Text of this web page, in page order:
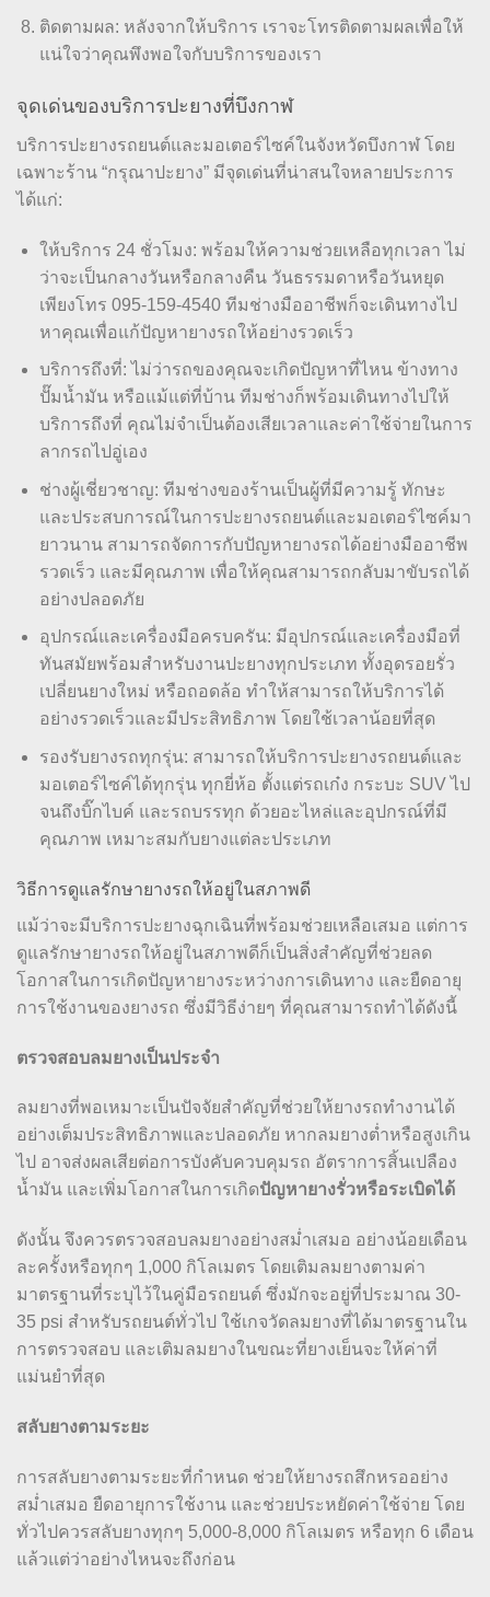
ติดตามผล: หลังจากให้บริการ เราจะโทรติดตามผลเพื่อให้
แน่ใจว่าคุณพึงพอใจกับบริการของเรา
จุดเด่นของบริการปะยางที่บึงกาฬ
บริการปะยางรถยนต์และมอเตอร์ไซค์ในจังหวัดบึงกาฬ โดย
เฉพาะร้าน “กรุณาปะยาง” มีจุดเด่นที่น่าสนใจหลายประการ
ได้แก่:
ให้บริการ 24 ชั่วโมง: พร้อมให้ความช่วยเหลือทุกเวลา ไม่
ว่าจะเป็นกลางวันหรือกลางคืน วันธรรมดาหรือวันหยุด
เพียงโทร 095-159-4540 ทีมช่างมืออาชีพก็จะเดินทางไป
หาคุณเพื่อแก้ปัญหายางรถให้อย่างรวดเร็ว
บริการถึงที่: ไม่ว่ารถของคุณจะเกิดปัญหาที่ไหน ข้างทาง
ปั๊มน้ำมัน หรือแม้แต่ที่บ้าน ทีมช่างก็พร้อมเดินทางไปให้
บริการถึงที่ คุณไม่จำเป็นต้องเสียเวลาและค่าใช้จ่ายในการ
ลากรถไปอู่เอง
ช่างผู้เชี่ยวชาญ: ทีมช่างของร้านเป็นผู้ที่มีความรู้ ทักษะ
และประสบการณ์ในการปะยางรถยนต์และมอเตอร์ไซค์มา
ยาวนาน สามารถจัดการกับปัญหายางรถได้อย่างมืออาชีพ
รวดเร็ว และมีคุณภาพ เพื่อให้คุณสามารถกลับมาขับรถได้
อย่างปลอดภัย
อุปกรณ์และเครื่องมือครบครัน: มีอุปกรณ์และเครื่องมือที่
ทันสมัยพร้อมสำหรับงานปะยางทุกประเภท ทั้งอุดรอยรั่ว
เปลี่ยนยางใหม่ หรือถอดล้อ ทำให้สามารถให้บริการได้
อย่างรวดเร็วและมีประสิทธิภาพ โดยใช้เวลาน้อยที่สุด
รองรับยางรถทุกรุ่น: สามารถให้บริการปะยางรถยนต์และ
มอเตอร์ไซค์ได้ทุกรุ่น ทุกยี่ห้อ ตั้งแต่รถเก๋ง กระบะ SUV ไป
จนถึงบิ๊กไบค์ และรถบรรทุก ด้วยอะไหล่และอุปกรณ์ที่มี
คุณภาพ เหมาะสมกับยางแต่ละประเภท
วิธีการดูแลรักษายางรถให้อยู่ในสภาพดี
แม้ว่าจะมีบริการปะยางฉุกเฉินที่พร้อมช่วยเหลือเสมอ แต่การ
ดูแลรักษายางรถให้อยู่ในสภาพดีก็เป็นสิ่งสำคัญที่ช่วยลด
โอกาสในการเกิดปัญหายางระหว่างการเดินทาง และยืดอายุ
การใช้งานของยางรถ ซึ่งมีวิธีง่ายๆ ที่คุณสามารถทำได้ดังนี้
ตรวจสอบลมยางเป็นประจำ
ลมยางที่พอเหมาะเป็นปัจจัยสำคัญที่ช่วยให้ยางรถทำงานได้
อย่างเต็มประสิทธิภาพและปลอดภัย หากลมยางต่ำหรือสูงเกิน
ไป อาจส่งผลเสียต่อการบังคับควบคุมรถ อัตราการสิ้นเปลือง
น้ำมัน และเพิ่มโอกาสในการเกิดปัญหายางรั่วหรือระเบิดได้
ดังนั้น จึงควรตรวจสอบลมยางอย่างสม่ำเสมอ อย่างน้อยเดือน
ละครั้งหรือทุกๆ 1,000 กิโลเมตร โดยเติมลมยางตามค่า
มาตรฐานที่ระบุไว้ในคู่มือรถยนต์ ซึ่งมักจะอยู่ที่ประมาณ 30-
35 psi สำหรับรถยนต์ทั่วไป ใช้เกจวัดลมยางที่ได้มาตรฐานใน
การตรวจสอบ และเติมลมยางในขณะที่ยางเย็นจะให้ค่าที่
แม่นยำที่สุด
สลับยางตามระยะ
การสลับยางตามระยะที่กำหนด ช่วยให้ยางรถสึกหรออย่าง
สม่ำเสมอ ยืดอายุการใช้งาน และช่วยประหยัดค่าใช้จ่าย โดย
ทั่วไปควรสลับยางทุกๆ 5,000-8,000 กิโลเมตร หรือทุก 6 เดือน
แล้วแต่ว่าอย่างไหนจะถึงก่อน